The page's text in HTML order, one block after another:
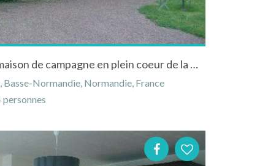
Bienvenue à la Bréche à Lin, maison de campagne en plein coeur de la Normandie
Normandie, Normandie, France